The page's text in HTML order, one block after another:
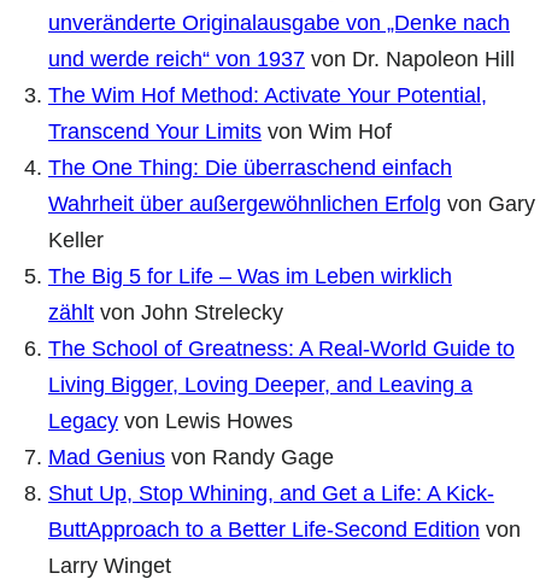
unveränderte Originalausgabe von „Denke nach
und werde reich“ von 1937 von Dr. Napoleon Hill
The Wim Hof Method: Activate Your Potential,
Transcend Your Limits von Wim Hof
The One Thing: Die überraschend einfach
Wahrheit über außergewöhnlichen Erfolg von Gary
Keller
The Big 5 for Life – Was im Leben wirklich
zählt von John Strelecky
The School of Greatness: A Real-World Guide to
Living Bigger, Loving Deeper, and Leaving a
Legacy von Lewis Howes
Mad Genius von Randy Gage
Shut Up, Stop Whining, and Get a Life: A Kick-
ButtApproach to a Better Life-Second Edition von
Larry Winget